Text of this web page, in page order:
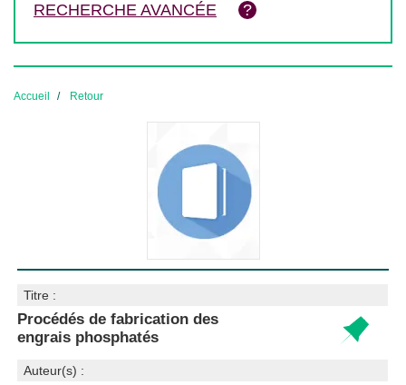
RECHERCHE AVANCÉE
Accueil Retour
Titre :
Procédés de fabrication des
engrais phosphatés
Auteur(s) :